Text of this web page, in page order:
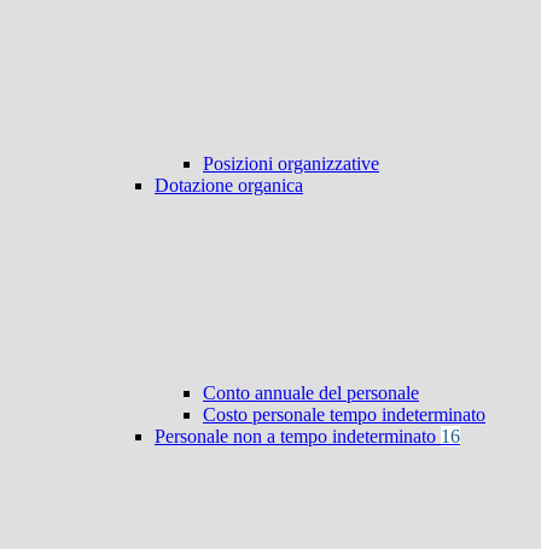
Posizioni organizzative
Dotazione organica
Conto annuale del personale
Costo personale tempo indeterminato
Personale non a tempo indeterminato 16